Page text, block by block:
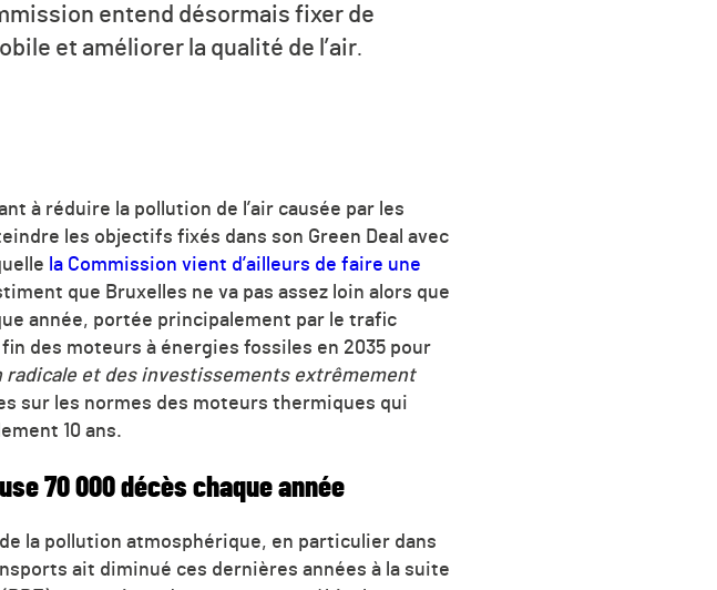
entend désormais fixer de
et améliorer la qualité de l’air.
à réduire la pollution de l’air causée par les
les objectifs fixés dans son Green Deal avec
la Commission vient d’ailleurs de faire une
que Bruxelles ne va pas assez loin alors que
année, portée principalement par le trafic
des moteurs à énergies fossiles en 2035 pour
radicale et des investissements extrêmement
sur les normes des moteurs thermiques qui
10 ans.
70 000 décès chaque année
la pollution atmosphérique, en particulier dans
ait diminué ces dernières années à la suite